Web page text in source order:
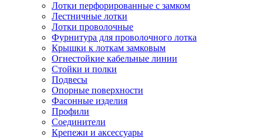
Лотки перфорированные с замком
Лестничные лотки
Лотки проволочные
Фурнитура для проволочного лотка
Крышки к лоткам замковым
Огнестойкие кабельные линии
Стойки и полки
Подвесы
Опорные поверхности
Фасонные изделия
Профили
Соединители
Крепежи и аксессуары